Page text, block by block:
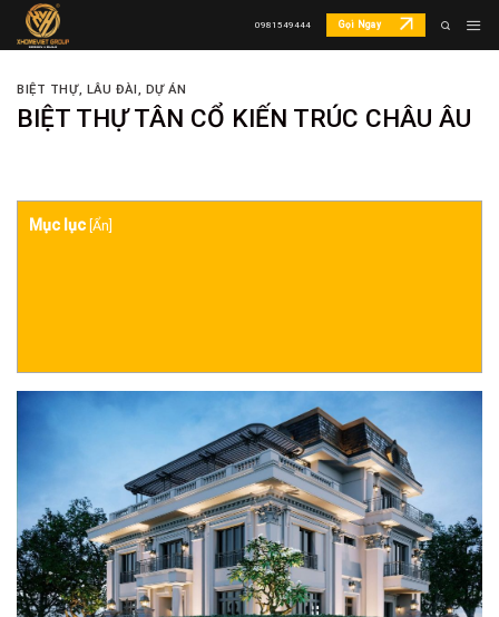
Skip
0981549444 Gọi Ngay
BIỆT THỰ, LÂU ĐÀI, DỰ ÁN
BIỆT THỰ TÂN CỔ KIẾN TRÚC CHÂU ÂU
Mục lục Ẩn